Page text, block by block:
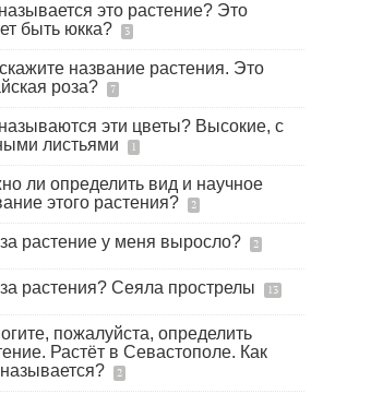
это растение? Это
быть юкка?
3
название растения. Это
роза?
7
эти цветы? Высокие, с
листьями
1
ли определить вид и научное
этого растения?
2
растение у меня выросло? 2
растения? Сеяла прострелы 13
пожалуйста, определить
Растёт в Севастополе. Как
2